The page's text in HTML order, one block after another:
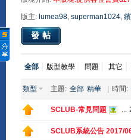
版主: lumea98, superman1024,
發帖
全部 版型教學 問題 其它
類型 主題: 全部 精華 時間:
SCLUB-常見問題 ...
SCLUB系統公告 2017/